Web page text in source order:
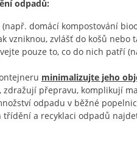
odpadů:
domácí kompostování
vzniknou, zvlášť do košů nebo
pouze to, co do nich patří
minimalizujte jeho
přepravu, komplikují
odpadu v běžné
třídění a recyklaci odpadů